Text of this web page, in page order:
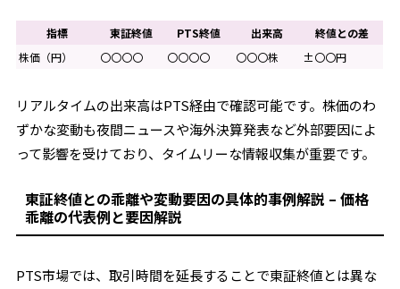
指標 東証終値 PTS終値 出来高
終値との差
株価（円）
〇〇〇〇 〇〇〇〇 〇〇〇株 ±〇〇円
リアルタイムの出来高はPTS経由で確認可能です。株価のわ
ずかな変動も夜間ニュースや海外決算発表など外部要因によ
って影響を受けており、タイムリーな情報収集が重要です。
東証終値との乖離や変動要因の具体的事例解説 – 価格
乖離の代表例と要因解説
PTS市場では、取引時間を延長することで東証終値とは異な